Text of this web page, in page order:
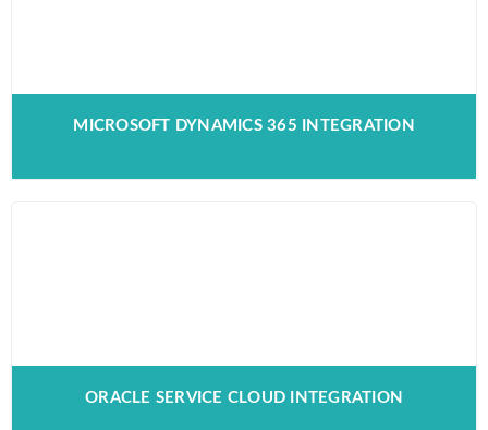
MICROSOFT DYNAMICS 365 INTEGRATION
ORACLE SERVICE CLOUD INTEGRATION